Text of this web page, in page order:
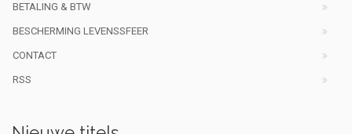
BETALING & BTW
BESCHERMING LEVENSSFEER
CONTACT
RSS